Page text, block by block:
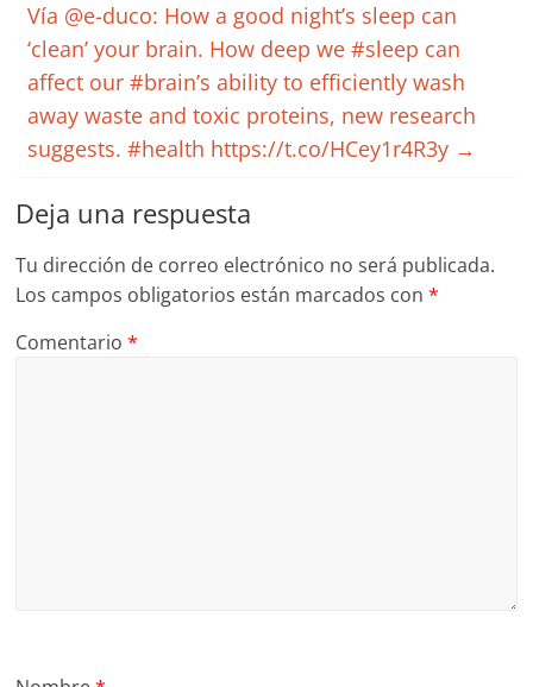
Vía @e-duco: How a good night’s sleep can
‘clean’ your brain. How deep we #sleep can
affect our #brain’s ability to efficiently wash
away waste and toxic proteins, new research
suggests. #health https://t.co/HCey1r4R3y →
Deja una respuesta
Tu dirección de correo electrónico no será publicada.
Los campos obligatorios están marcados con*
Comentario*